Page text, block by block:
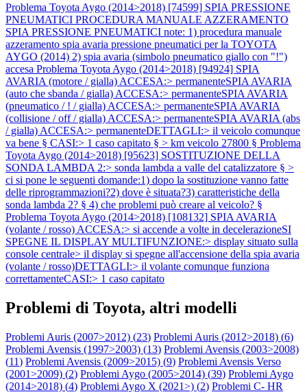
Problema Toyota Aygo (2014>2018) [74599] SPIA PRESSIONE
PNEUMATICI PROCEDURA MANUALE AZZERAMENTO
SPIA PRESSIONE PNEUMATICI note: 1) procedura manuale
azzeramento spia avaria pressione pneumatici per la TOYOTA
AYGO (2014) 2) spia avaria (simbolo pneumatico giallo con "!")
accesa Problema Toyota Aygo (2014>2018) [94924] SPIA
AVARIA (motore / gialla) ACCESA:> permanenteSPIA AVARIA
(auto che sbanda / gialla) ACCESA:> permanenteSPIA AVARIA
(pneumatico / ! / gialla) ACCESA:> permanenteSPIA AVARIA
(collisione / off / gialla) ACCESA:> permanenteSPIA AVARIA (abs
/ gialla) ACCESA:> permanenteDETTAGLI:> il veicolo comunque
va bene § CASI:> 1 caso capitato § > km veicolo 27800 § Problema
Toyota Aygo (2014>2018) [95623] SOSTITUZIONE DELLA
SONDA LAMBDA 2:> sonda lambda a valle del catalizzatore § >
ci si pone le seguenti domande:1) dopo la sostituzione vanno fatte
delle riprogrammazioni?2) dove è situata?3) caratteristiche della
sonda lambda 2? § 4) che problemi può creare al veicolo? §
Problema Toyota Aygo (2014>2018) [108132] SPIA AVARIA
(volante / rosso) ACCESA:> si accende a volte in decelerazioneSI
SPEGNE IL DISPLAY MULTIFUNZIONE:> display situato sulla
console centrale> il display si spegne all'accensione della spia avaria
(volante / rosso)DETTAGLI:> il volante comunque funziona
correttamenteCASI:> 1 caso capitato
Problemi di Toyota, altri modelli
Problemi Auris (2007>2012) (23) Problemi Auris (2012>2018) (6)
Problemi Avensis (1997>2003) (13) Problemi Avensis (2003>2008)
(11) Problemi Avensis (2009>2015) (9) Problemi Avensis Verso
(2001>2009) (2) Problemi Aygo (2005>2014) (39) Problemi Aygo
(2014>2018) (4) Problemi Aygo X (2021>) (2) Problemi C- HR